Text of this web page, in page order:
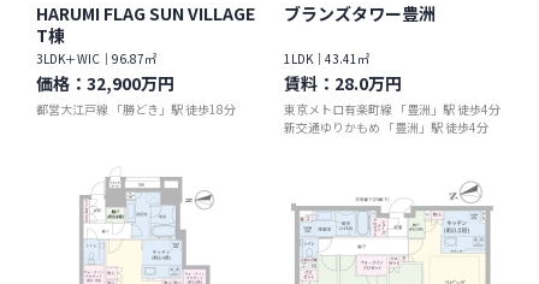
HARUMI FLAG SUN VILLAGE
T棟
3LDK＋WIC｜96.87㎡
価格： 32,900万円
都営大江戸線 「勝どき」駅 徒歩18分
ブランズタワー豊洲
1LDK｜43.41㎡
賃料： 28.0万円
東京メトロ有楽町線 「豊洲」駅 徒歩4分
新交通ゆりかもめ 「豊洲」駅 徒歩4分